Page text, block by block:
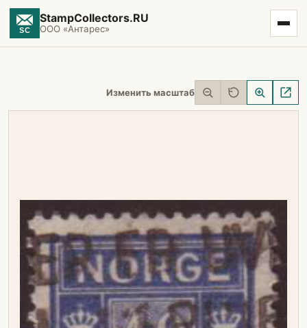
StampCollectors.RU
ООО «Антарес»
Изменить масштаб